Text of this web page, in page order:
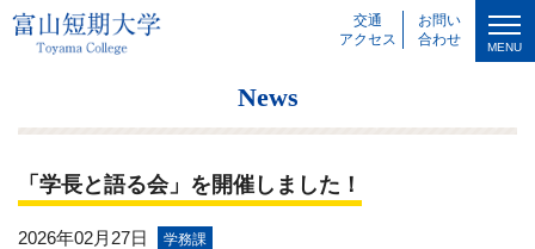
交通
アクセス
お問い
合わせ
MENU
News
「学長と語る会」を開催しました！
2026年02月27日 学務課